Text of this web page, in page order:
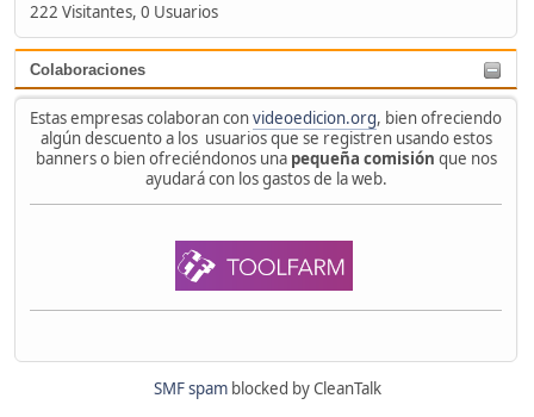
222 Visitantes, 0 Usuarios
Colaboraciones
Estas empresas colaboran convideoedicion.org, bien ofreciendo
algún descuento a los usuarios que se registren usando estos
banners o bien ofreciéndonos una pequeña comisión que nos
ayudará con los gastos de la web.
SMF spamblocked by CleanTalk